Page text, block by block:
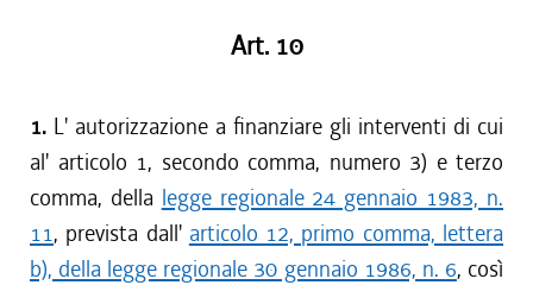
Art. 10
1. L' autorizzazione a finanziare gli interventi di cui
al' articolo 1, secondo comma, numero 3) e terzo
comma, della legge regionale 24 gennaio 1983, n.
11, prevista dall' articolo 12, primo comma, lettera
b), della legge regionale 30 gennaio 1986, n. 6, così